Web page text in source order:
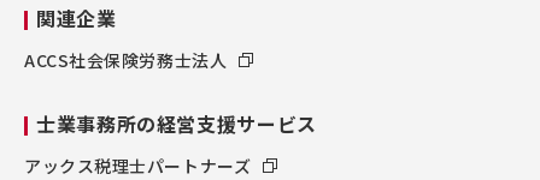
関連企業
ACCS社会保険労務士法人
士業事務所の経営支援サービス
アックス税理士パートナーズ